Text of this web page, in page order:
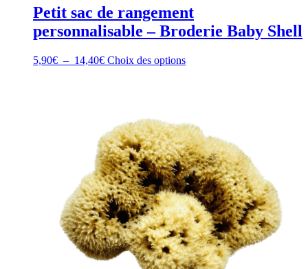
Petit sac de rangement
personnalisable – Broderie Baby Shell
5,90€ – 14,40€Plage
14,40€
Choix des optionsCe
Les
options
peuvent
être
choisies
sur
la
page
du
produit